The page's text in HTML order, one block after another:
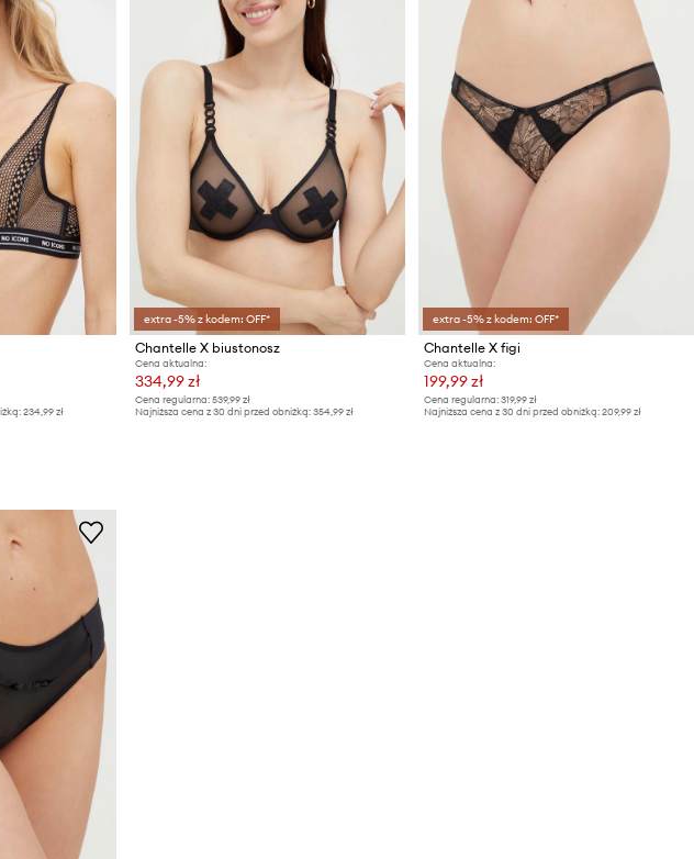
234,99 zł
extra -5% z kodem: OFF*
Chantelle X biustonosz
Cena aktualna:
334,99 zł
Cena regularna: 539,99 zł
Najniższa cena z 30 dni przed obniżką: 354,99 zł
extra -5% z kodem: OFF*
Chantelle X figi
Cena aktualna:
199,99 zł
Cena regularna: 319,99 zł
Najniższa cena z 30 dni przed obniżką: 209,99 zł